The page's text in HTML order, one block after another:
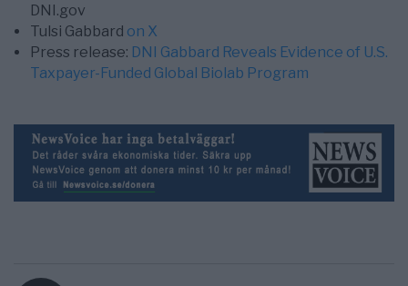
DNI.gov
Tulsi Gabbard on X
Press release: DNI Gabbard Reveals Evidence of U.S.
Taxpayer-Funded Global Biolab Program